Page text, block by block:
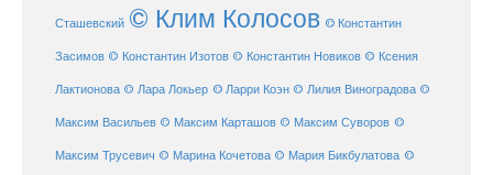
Сташевский © Клим Колосов © Константин
Засимов © Константин Изотов © Константин Новиков © Ксения
Лактионова © Лара Локьер © Ларри Коэн © Лилия Виноградова ©
Максим Васильев © Максим Карташов © Максим Суворов ©
Максим Трусевич © Марина Кочетова © Мария Бикбулатова ©